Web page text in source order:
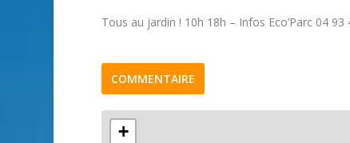
Tous au jardin ! 10h 18h – Infos Eco’Parc 04
COMMENTAIRE
+